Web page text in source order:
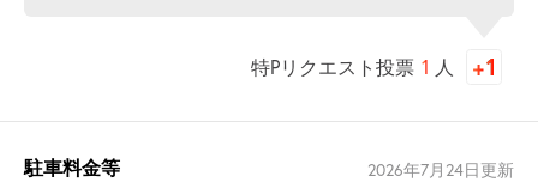
特Pリクエスト投票 1 人
駐車料金等 2026年7月24日更新